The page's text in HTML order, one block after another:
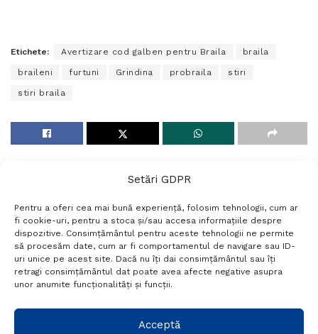
Setări GDPR
Pentru a oferi cea mai bună experiență, folosim tehnologii, cum ar
fi cookie-uri, pentru a stoca și/sau accesa informațiile despre
dispozitive. Consimțământul pentru aceste tehnologii ne permite
să procesăm date, cum ar fi comportamentul de navigare sau ID-
uri unice pe acest site. Dacă nu îți dai consimțământul sau îți
retragi consimțământul dat poate avea afecte negative asupra
unor anumite funcționalități și funcții.
Acceptă
Etichete: Avertizare cod galben pentru Braila braila
braileni furtuni Grindina probraila stiri
stiri braila
Termeni si conditii
Politică de confidențialitate
Politica cookies
Setări GDPR
+40 788 760 194